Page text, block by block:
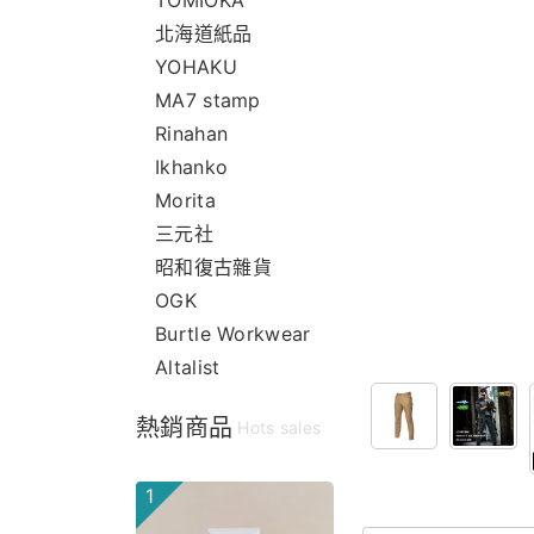
北海道紙品
YOHAKU
MA7 stamp
Rinahan
Ikhanko
Morita
三元社
昭和復古雜貨
OGK
Burtle Workwear
Altalist
熱銷商品 Hots sales
1